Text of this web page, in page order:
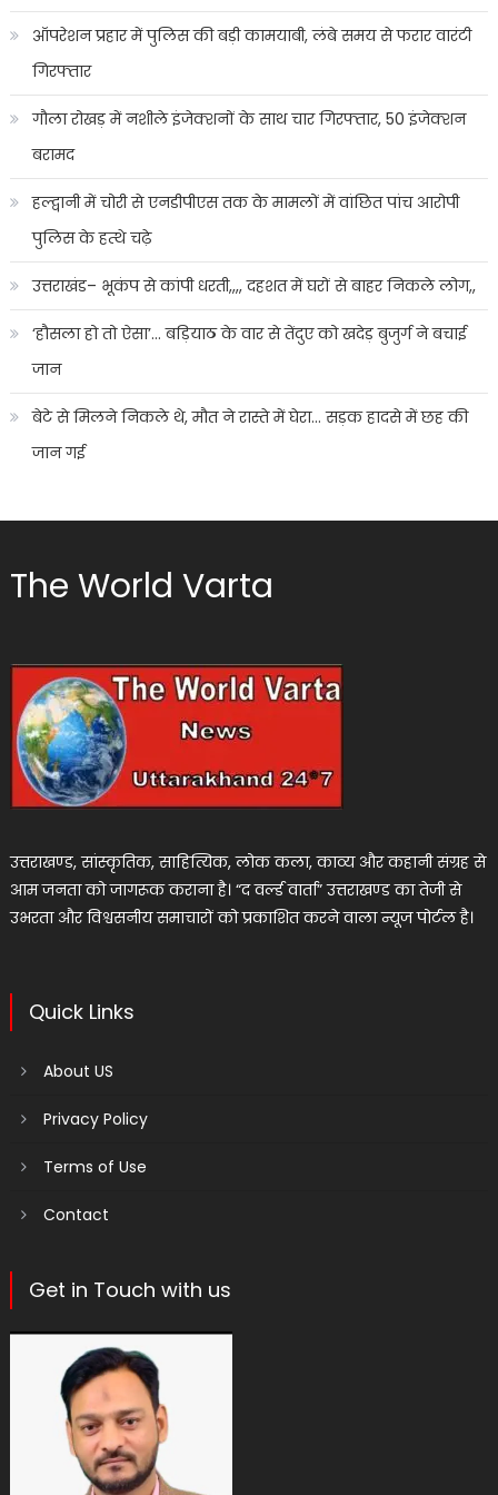
ऑपरेशन प्रहार में पुलिस की बड़ी कामयाबी, लंबे समय से फरार वारंटी
गिरफ्तार
गौला रोखड़ में नशीले इंजेक्शनों के साथ चार गिरफ्तार, 50 इंजेक्शन
बरामद
हल्द्वानी में चोरी से एनडीपीएस तक के मामलों में वांछित पांच आरोपी
पुलिस के हत्थे चढ़े
उत्तराखंड– भूकंप से कांपी धरती,,,, दहशत में घरों से बाहर निकले लोग,,
‘हौसला हो तो ऐसा’… बड़ियाठ के वार से तेंदुए को खदेड़ बुजुर्ग ने बचाई
जान
बेटे से मिलने निकले थे, मौत ने रास्ते में घेरा… सड़क हादसे में छह की
जान गई
The World Varta
उत्तराखण्ड, सांस्कृतिक, साहित्यिक, लोक कला, काव्य और कहानी संग्रह से
आम जनता को जागरूक कराना है। “द वर्ल्ड वार्ता” उत्तराखण्ड का तेजी से
उभरता और विश्वसनीय समाचारों को प्रकाशित करने वाला न्यूज पोर्टल है।
Quick Links
About US
Privacy Policy
Terms of Use
Contact
Get in Touch with us